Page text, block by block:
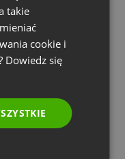
strumienie
organizatora
webinaru i 40
ITALIAN
takie
cookie i
Dowiedz się